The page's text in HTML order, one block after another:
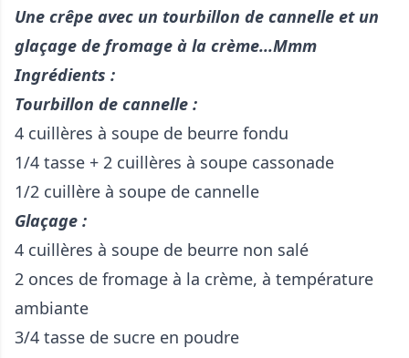
Une crêpe avec un tourbillon de cannelle et un
glaçage de fromage à la crème...Mmm
Ingrédients :
Tourbillon de cannelle :
4 cuillères à soupe de beurre fondu
1/4 tasse + 2 cuillères à soupe cassonade
1/2 cuillère à soupe de cannelle
Glaçage :
4 cuillères à soupe de beurre non salé
2 onces de fromage à la crème, à température
ambiante
3/4 tasse de sucre en poudre